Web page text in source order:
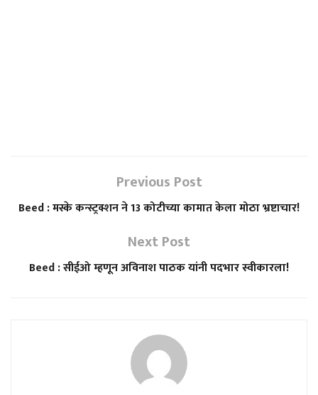
Previous Post
Beed : मस्के कन्स्ट्रक्शन ने 13 कोटीच्या कामात केला मोठा भ्रष्टाचार!
Next Post
Beed : सीईओ म्हणून अविनाश पाठक यांनी पदभार स्वीकारला!